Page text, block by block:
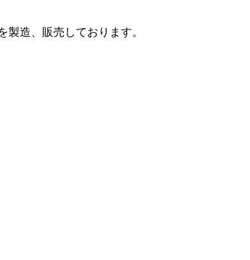
造、販売しております。